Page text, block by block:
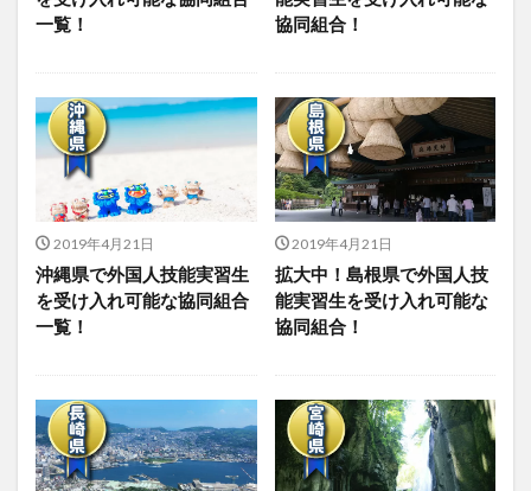
一覧！
協同組合！
2019年4月21日
沖縄県で外国人技能実習生
を受け入れ可能な協同組合
一覧！
2019年4月21日
拡大中！島根県で外国人技
能実習生を受け入れ可能な
協同組合！